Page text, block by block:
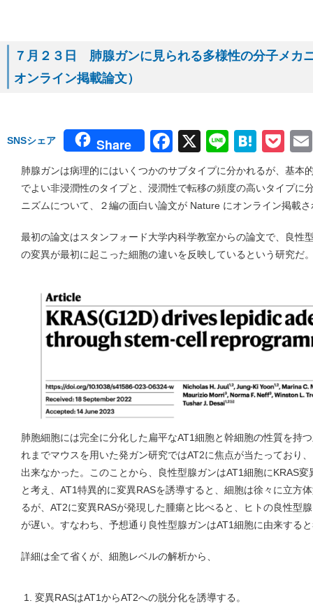
７月２３日 肺腺ガンに見られる多様性の分子メカ
オンライン掲載論文）
SNSシェア Share Facebook
X Line
肺腺ガンは病理的にはいくつかのサブタイプに分かれるが、基本
でよい非浸潤性のタイプと、浸潤性で転移の頻度の高いタイプに
ニズムについて、２編の面白い論文が Nature にオンライン掲載
最初の論文はスタンフォード大学内科学教室からの論文で、良性
の変異が最初に起こった細胞の違いを反映しているという研究だ
肺胞細胞には完全に分化した扁平なAT1細胞と幹細胞の性質を持
れまでマウスを用いた発ガン研究ではAT2に焦点が当たっており
出来なかった。このことから、良性型腺ガンはAT1細胞にKRAS
と考え、AT1特異的に変異RASを誘導すると、細胞は徐々に立方
るが、AT2に変異RASが発現した腫瘍と比べると、ヒトの良性型
が遅い。すなわち、予想通り良性型腺ガンはAT1細胞に由来する
詳細は全て省くが、細胞レベルの解析から、
変異RASはAT1からAT2への脱分化を誘導する。